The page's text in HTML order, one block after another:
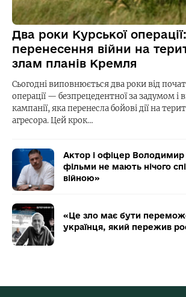
Два роки Курської операції:
перенесення війни на
злам планів Кремля
Сьогодні виповнюється два роки від
операції — безпрецедентної за задумом і
кампанії, яка перенесла бойові дії на
агресора. Цей крок…
Актор і офіцер
фільми не мають нічого
війною»
«Це зло має бути
українця, який пережив